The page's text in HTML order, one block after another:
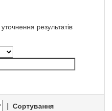
результатів
| Сортування